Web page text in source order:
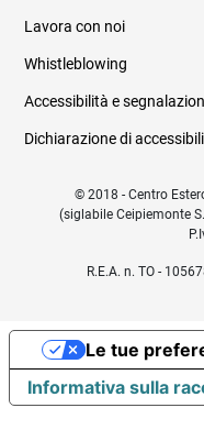
Lavora con noi
Whistleblowing
Accessibilità e
Dichiarazione di
© 2018 - Centro
(siglabile Ceipiemonte
R.E.A. n. TO -
Informativa sulla
Le tue